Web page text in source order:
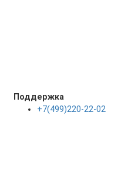
Поддержка
+7(499)220-22-02